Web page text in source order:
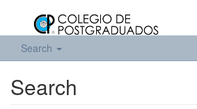
Search
Search